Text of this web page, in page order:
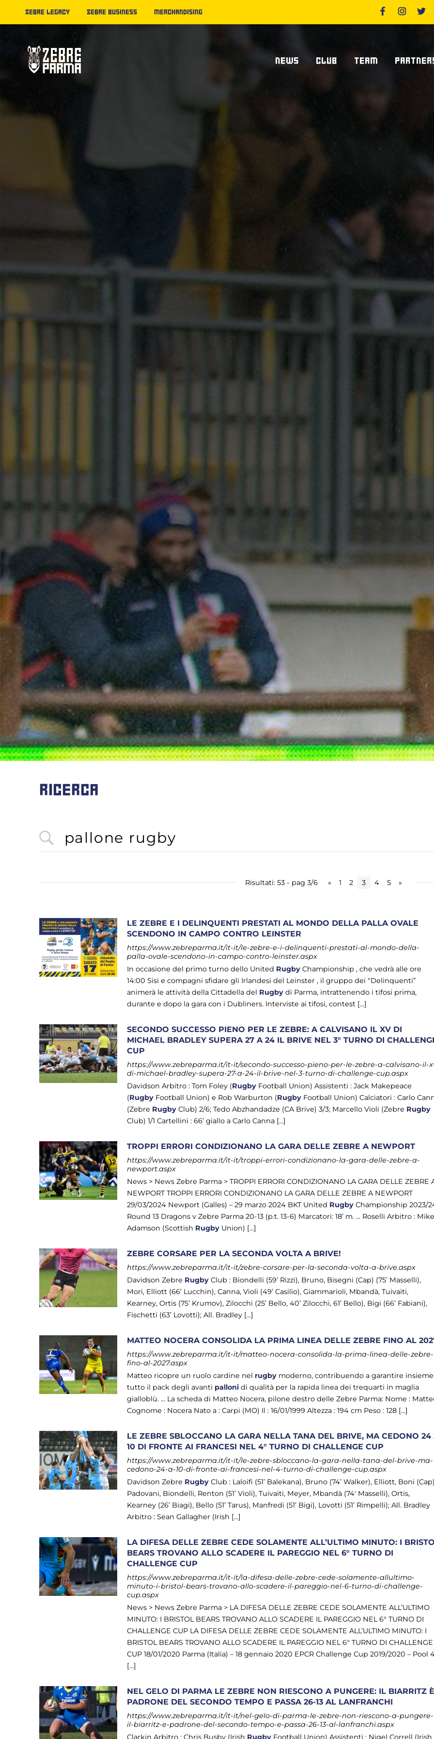
ZEBRE LEGACY ZEBRE BUSINESS MERCHANDISING
NEWS CLUB TEAM
RICERCA
Risultati: 53 - pag 3/6 « 1 2 3 4 5 »
LE ZEBRE E I DELINQUENTI PRESTATI AL MONDO DELLA PALLA OVALE
SCENDONO IN CAMPO CONTRO LEINSTER
https://www.zebreparma.it/it-it/le-zebre-e-i-delinquenti-prestati-al-mondo-della-
palla-ovale-scendono-in-campo-contro-leinster.aspx
In occasione del primo turno dello United Rugby Championship , che vedrà alle ore
14:00 Sisi e compagni sfidare gli Irlandesi del Leinster , il gruppo dei “Delinquenti”
animerà le attività della Cittadella del Rugby di Parma, intrattenendo i tifosi prima,
durante e dopo la gara con i Dubliners. Interviste ai tifosi, contest [...]
SECONDO SUCCESSO PIENO PER LE ZEBRE: A CALVISANO IL XV DI
MICHAEL BRADLEY SUPERA 27 A 24 IL BRIVE NEL 3° TURNO DI
CUP
https://www.zebreparma.it/it-it/secondo-successo-pieno-per-le-zebre-a-calvisano-il-
di-michael-bradley-supera-27-a-24-il-brive-nel-3-turno-di-challenge-cup.aspx
Davidson Arbitro : Tom Foley (Rugby Football Union) Assistenti : Jack Makepeace
(Rugby Football Union) e Rob Warburton (Rugby Football Union) Calciatori : Carlo
(Zebre Rugby Club) 2/6; Tedo Abzhandadze (CA Brive) 3/3; Marcello Violi (Zebre Rugby
Club) 1/1 Cartellini : 66’ giallo a Carlo Canna [...]
TROPPI ERRORI CONDIZIONANO LA GARA DELLE ZEBRE A NEWPORT
https://www.zebreparma.it/it-it/troppi-errori-condizionano-la-gara-delle-zebre-a-
newport.aspx
News > News Zebre Parma > TROPPI ERRORI CONDIZIONANO LA GARA DELLE ZEBRE
NEWPORT TROPPI ERRORI CONDIZIONANO LA GARA DELLE ZEBRE A NEWPORT
29/03/2024 Newport (Galles) – 29 marzo 2024 BKT United Rugby Championship 2023/
Round 13 Dragons v Zebre Parma 20-13 (p.t. 13-6) Marcatori: 18’ m. ... Roselli Arbitro :
Adamson (Scottish Rugby Union) [...]
ZEBRE CORSARE PER LA SECONDA VOLTA A BRIVE!
https://www.zebreparma.it/it-it/zebre-corsare-per-la-seconda-volta-a-brive.aspx
Davidson Zebre Rugby Club : Biondelli (59’ Rizzi), Bruno, Bisegni (Cap) (75’ Masselli),
Mori, Elliott (66’ Lucchin), Canna, Violi (49’ Casilio), Giammarioli, Mbandà, Tuivaiti,
Kearney, Ortis (75’ Krumov), Zilocchi (25’ Bello, 40’ Zilocchi, 61’ Bello), Bigi (66’ Fabiani),
Fischetti (63’ Lovotti); All. Bradley [...]
MATTEO NOCERA CONSOLIDA LA PRIMA LINEA DELLE ZEBRE FINO AL
https://www.zebreparma.it/it-it/matteo-nocera-consolida-la-prima-linea-delle-zebre-
fino-al-2027.aspx
Matteo ricopre un ruolo cardine nel rugby moderno, contribuendo a garantire
tutto il pack degli avanti palloni di qualità per la rapida linea dei trequarti in maglia
gialloblù. ... La scheda di Matteo Nocera, pilone destro delle Zebre Parma: Nome :
Cognome : Nocera Nato a : Carpi (MO) Il : 16/01/1999 Altezza : 194 cm Peso : 128 [...]
LE ZEBRE SBLOCCANO LA GARA NELLA TANA DEL BRIVE, MA CEDONO 24
10 DI FRONTE AI FRANCESI NEL 4° TURNO DI CHALLENGE CUP
https://www.zebreparma.it/it-it/le-zebre-sbloccano-la-gara-nella-tana-del-brive-ma-
cedono-24-a-10-di-fronte-ai-francesi-nel-4-turno-di-challenge-cup.aspx
Davidson Zebre Rugby Club : Laloifi (51’ Balekana), Bruno (74’ Walker), Elliott, Boni
Padovani, Biondelli, Renton (51’ Violi), Tuivaiti, Meyer, Mbandà (74′ Masselli), Ortis,
Kearney (26’ Biagi), Bello (51’ Tarus), Manfredi (51’ Bigi), Lovotti (51’ Rimpelli); All. Bradley
Arbitro : Sean Gallagher (Irish [...]
LA DIFESA DELLE ZEBRE CEDE SOLAMENTE ALL’ULTIMO MINUTO: I
BEARS TROVANO ALLO SCADERE IL PAREGGIO NEL 6° TURNO DI
CHALLENGE CUP
https://www.zebreparma.it/it-it/la-difesa-delle-zebre-cede-solamente-allultimo-
minuto-i-bristol-bears-trovano-allo-scadere-il-pareggio-nel-6-turno-di-challenge-
cup.aspx
News > News Zebre Parma > LA DIFESA DELLE ZEBRE CEDE SOLAMENTE ALL’ULTIMO
MINUTO: I BRISTOL BEARS TROVANO ALLO SCADERE IL PAREGGIO NEL 6° TURNO DI
CHALLENGE CUP LA DIFESA DELLE ZEBRE CEDE SOLAMENTE ALL’ULTIMO MINUTO: I
BRISTOL BEARS TROVANO ALLO SCADERE IL PAREGGIO NEL 6° TURNO DI CHALLENGE
CUP 18/01/2020 Parma (Italia) – 18 gennaio 2020 EPCR Challenge Cup 2019/2020 – Pool
[...]
NEL GELO DI PARMA LE ZEBRE NON RIESCONO A PUNGERE: IL BIARRITZ
PADRONE DEL SECONDO TEMPO E PASSA 26-13 AL LANFRANCHI
https://www.zebreparma.it/it-it/nel-gelo-di-parma-le-zebre-non-riescono-a-pungere-
il-biarritz-e-padrone-del-secondo-tempo-e-passa-26-13-al-lanfranchi.aspx
Clarkin Arbitro : Chris Busby (Irish Rugby Football Union) Assistenti : Nigel Correll (Irish